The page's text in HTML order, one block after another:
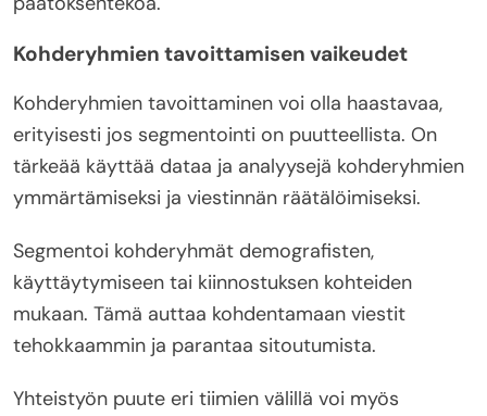
Kohderyhmien tavoittamisen vaikeudet
Kohderyhmien tavoittaminen voi olla haastavaa,
erityisesti jos segmentointi on puutteellista. On
tärkeää käyttää dataa ja analyysejä kohderyhmien
ymmärtämiseksi ja viestinnän räätälöimiseksi.
Segmentoi kohderyhmät demografisten,
käyttäytymiseen tai kiinnostuksen kohteiden
mukaan. Tämä auttaa kohdentamaan viestit
tehokkaammin ja parantaa sitoutumista.
Yhteistyön puute eri tiimien välillä voi myös